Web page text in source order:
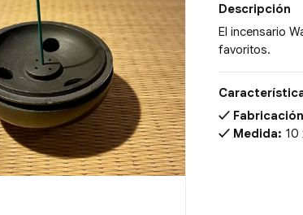
Descripción
El incensario
favoritos.
Medida: 10